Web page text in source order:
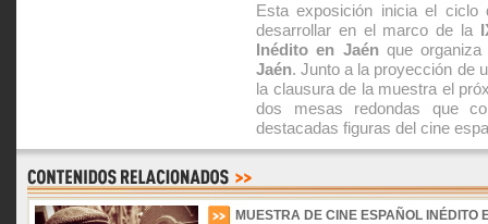
Esta exposición inicia el
desarrollar en el marco de la
Inédito en Jaénque
Jaén. Junto a la proyección de
la clausura de la muestra el
dos mesas redondas que
destacadas figuras del cine
MUESTRA DE CINE ESPAÑOL INÉDITO